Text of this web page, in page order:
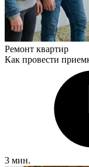
Ремонт квартир
Как провести
3 мин.